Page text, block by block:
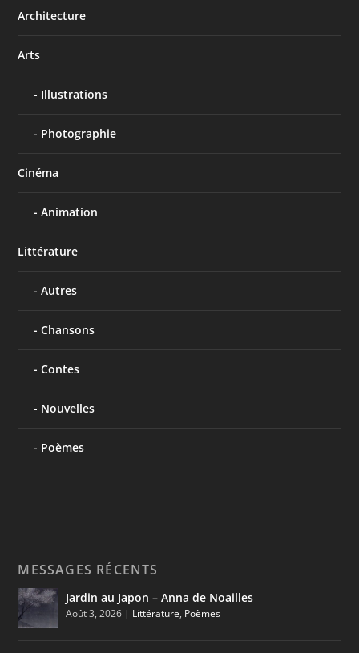
Architecture
Arts
Illustrations
Photographie
Cinéma
Animation
Littérature
Autres
Chansons
Contes
Nouvelles
Poèmes
MESSAGES RÉCENTS
Jardin au Japon – Anna de Noailles
Août 3, 2026 | Littérature, Poèmes